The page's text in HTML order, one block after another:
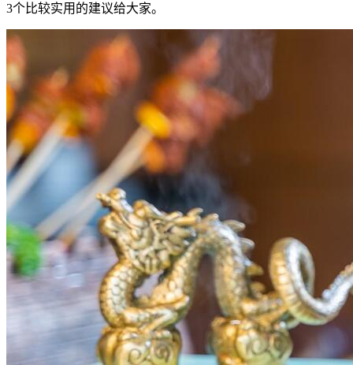
3个比较实用的建议给大家。